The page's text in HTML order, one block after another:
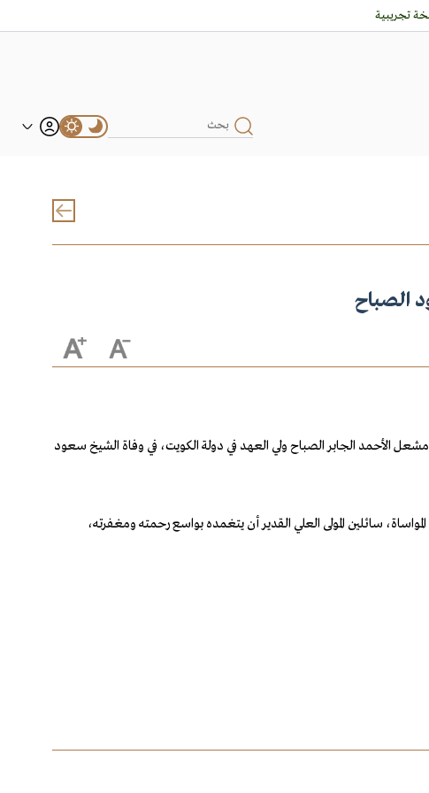
تجريبية
الصباح
الأحمد الجابر الصباح ولي العهد في دولة الكويت، في وفاة الشيخ سعود
سائلين المولى العلي القدير أن يتغمده بواسع رحمته ومغفرته،